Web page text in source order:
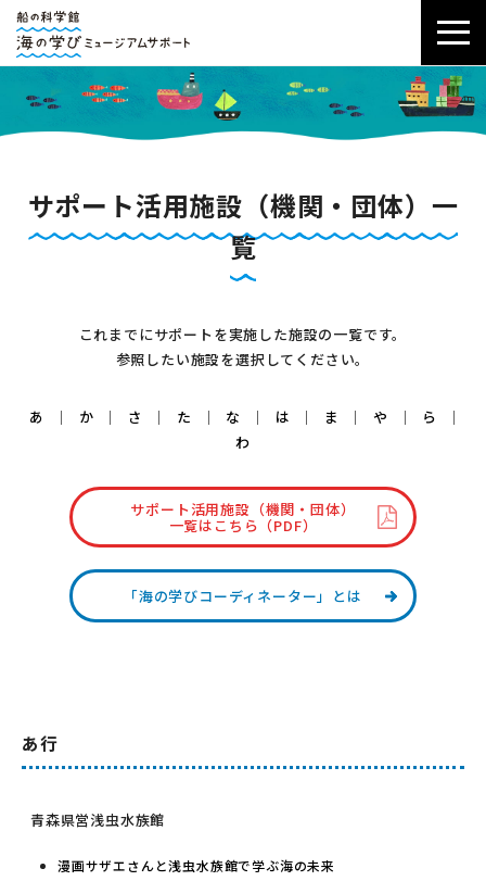
サポート活用施設（機関・団体）一
覧
これまでにサポートを実施した施設の一覧です。
参照したい施設を選択してください。
あ ｜ か ｜ さ ｜ た ｜ な ｜ は ｜ ま ｜ や ｜ ら
｜
わ
サポート活用施設（機関・団体）
一覧はこちら（PDF）
「海の学びコーディネーター」とは
あ行
青森県営浅虫水族館
漫画サザエさんと浅虫水族館で学ぶ海の未来